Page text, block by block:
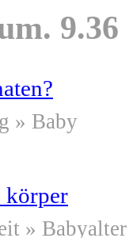
9.36
» Baby
körper
» Babyalter